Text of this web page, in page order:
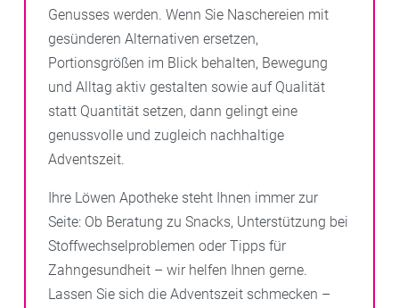
Genusses werden. Wenn Sie Naschereien mit
gesünderen Alternativen ersetzen,
Portionsgrößen im Blick behalten, Bewegung
und Alltag aktiv gestalten sowie auf Qualität
statt Quantität setzen, dann gelingt eine
genussvolle und zugleich nachhaltige
Adventszeit.
Ihre Löwen Apotheke steht Ihnen immer zur
Seite: Ob Beratung zu Snacks, Unterstützung bei
Stoffwechselproblemen oder Tipps für
Zahngesundheit – wir helfen Ihnen gerne.
Lassen Sie sich die Adventszeit schmecken –